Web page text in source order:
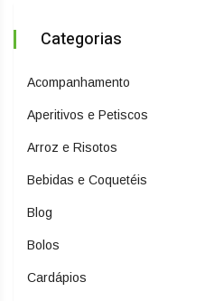
Categorias
Acompanhamento
Aperitivos e Petiscos
Arroz e Risotos
Bebidas e Coquetéis
Blog
Bolos
Cardápios